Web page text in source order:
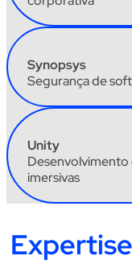
Synopsys
Segurança de
Unity
Desenvolvimento
imersivas